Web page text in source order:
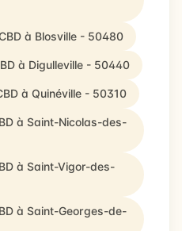
à Blosville - 50480
à Digulleville - 50440
à Quinéville - 50310
à Saint-Nicolas-des-
à Saint-Vigor-des-
à Saint-Georges-de-